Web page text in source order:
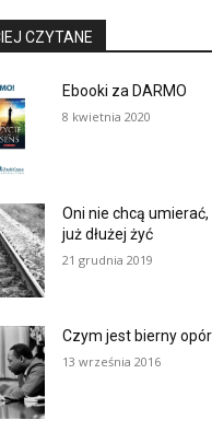
CZYTANE
Ebooki za DARMO
8 kwietnia 2020
Oni nie chcą
już dłużej żyć
21 grudnia 2019
Czym jest bierny
13 września 2016